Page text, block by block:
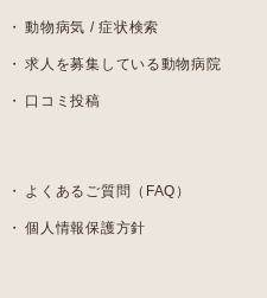
動物病気 / 症状検索
求人を募集している動物病院
口コミ投稿
よくあるご質問（FAQ）
個人情報保護方針